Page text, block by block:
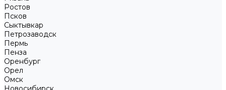
Ростов
Псков
Сыктывкар
Петрозаводск
Пермь
Пенза
Оренбург
Орел
Омск